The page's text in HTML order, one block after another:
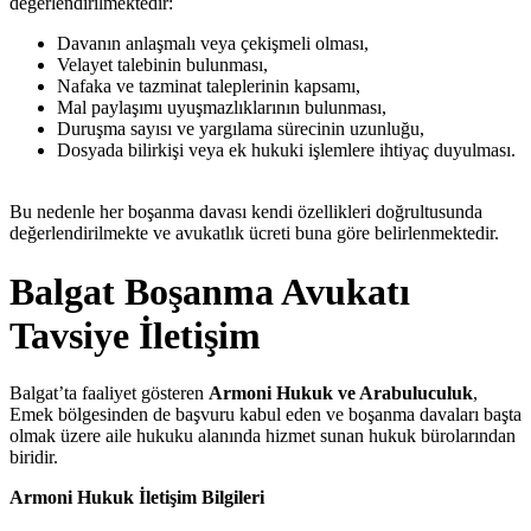
Davanın anlaşmalı veya çekişmeli olması,
Velayet talebinin bulunması,
Nafaka ve tazminat taleplerinin kapsamı,
Mal paylaşımı uyuşmazlıklarının bulunması,
Duruşma sayısı ve yargılama sürecinin uzunluğu,
Dosyada bilirkişi veya ek hukuki işlemlere ihtiyaç duyulması.
Bu nedenle her boşanma davası kendi özellikleri doğrultusunda
değerlendirilmekte ve avukatlık ücreti buna göre belirlenmektedir.
Balgat Boşanma Avukatı
Tavsiye İletişim
Balgat’ta faaliyet gösteren Armoni Hukuk ve Arabuluculuk,
Emek bölgesinden de başvuru kabul eden ve boşanma davaları başta
olmak üzere aile hukuku alanında hizmet sunan hukuk bürolarından
biridir.
Armoni Hukuk İletişim Bilgileri